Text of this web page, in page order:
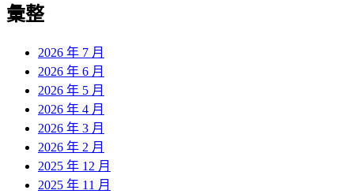
彙整
2026 年 7 月
2026 年 6 月
2026 年 5 月
2026 年 4 月
2026 年 3 月
2026 年 2 月
2025 年 12 月
2025 年 11 月